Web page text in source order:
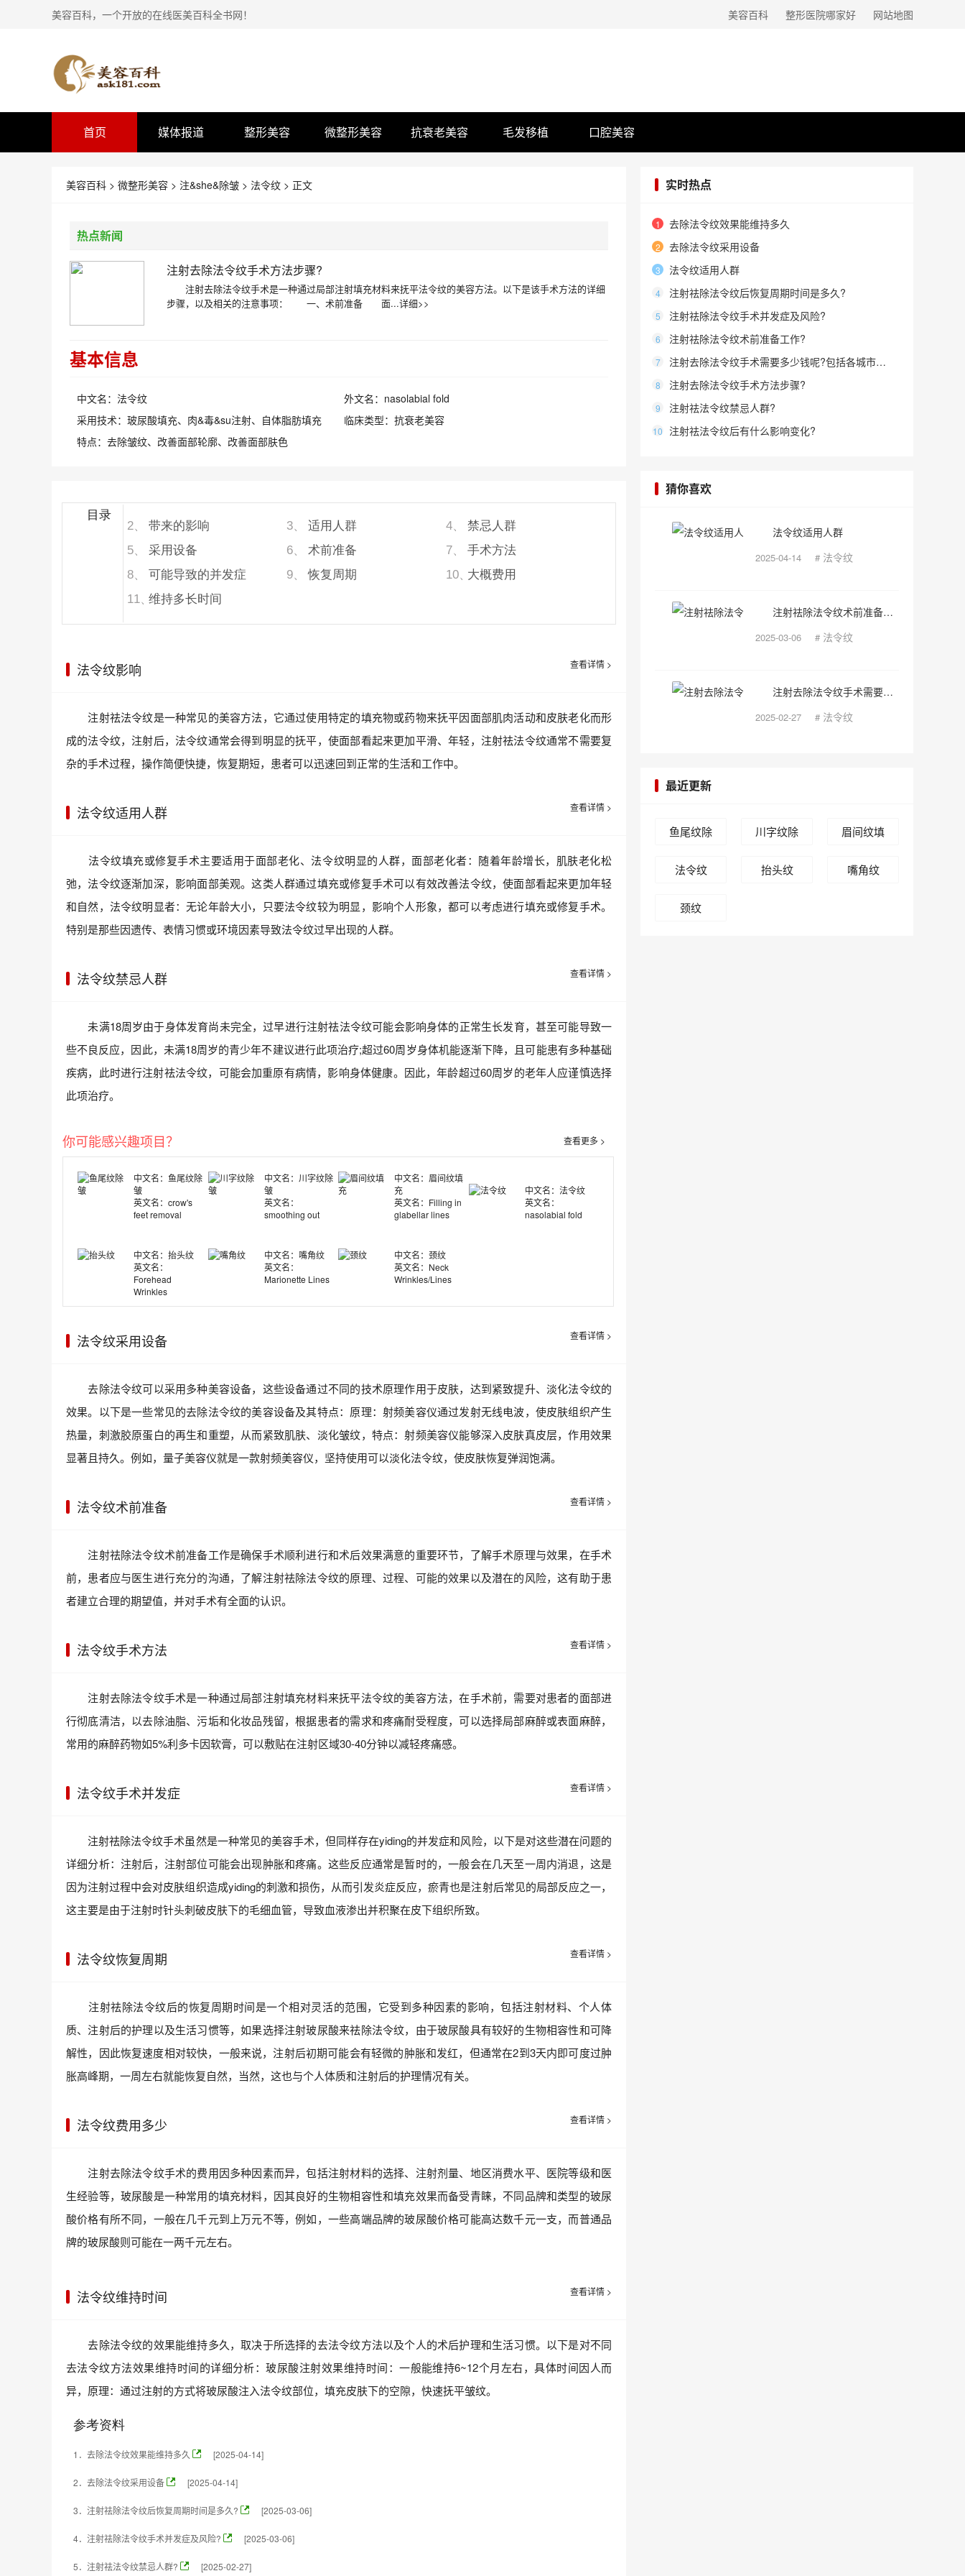
美容百科，一个开放的在线医美百科全书网！ 美容百科 整形医院哪家好 网站地图
首页 媒体报道 整形美容 微整形美容 抗衰老美容 毛发移植 口腔美容
美容百科 > 微整形美容 > 注&she&除皱 > 法令纹 > 正文
热点新闻
注射去除法令纹手术方法步骤?
注射去除法令纹手术是一种通过局部注射填充材料来抚平法令纹的美容方法。以下是该手术方法的详细
步骤，以及相关的注意事项： 一、术前准备 面...详细>>
基本信息
中文名： 法令纹 外文名： nasolabial fold
采用技术： 玻尿酸填充、肉&毒&su注射、自体脂肪填充 临床类型： 抗衰老美容
特点： 去除皱纹、改善面部轮廓、改善面部肤色
目录
2、 带来的影响 3、 适用人群 4、 禁忌人群
5、 采用设备 6、 术前准备 7、 手术方法
8、 可能导致的并发症 9、 恢复周期 10、大概费用
11、维持多长时间
法令纹影响 查看详情 >
注射祛法令纹是一种常见的美容方法，它通过使用特定的填充物或药物来抚平因面部肌肉活动和皮肤老化而形
成的法令纹，注射后，法令纹通常会得到明显的抚平，使面部看起来更加平滑、年轻，注射祛法令纹通常不需要复
杂的手术过程，操作简便快捷，恢复期短，患者可以迅速回到正常的生活和工作中。
法令纹适用人群 查看详情 >
法令纹填充或修复手术主要适用于面部老化、法令纹明显的人群，面部老化者：随着年龄增长，肌肤老化松
弛，法令纹逐渐加深，影响面部美观。这类人群通过填充或修复手术可以有效改善法令纹，使面部看起来更加年轻
和自然，法令纹明显者：无论年龄大小，只要法令纹较为明显，影响个人形象，都可以考虑进行填充或修复手术。
特别是那些因遗传、表情习惯或环境因素导致法令纹过早出现的人群。
法令纹禁忌人群 查看详情 >
未满18周岁由于身体发育尚未完全，过早进行注射祛法令纹可能会影响身体的正常生长发育，甚至可能导致一
些不良反应，因此，未满18周岁的青少年不建议进行此项治疗;超过60周岁身体机能逐渐下降，且可能患有多种基础
疾病，此时进行注射祛法令纹，可能会加重原有病情，影响身体健康。因此，年龄超过60周岁的老年人应谨慎选择
此项治疗。
你可能感兴趣项目？ 查看更多 >
中文名：鱼尾纹除
皱
英文名：crow's
feet removal
中文名：川字纹除
皱
英文名：
smoothing out
中文名：眉间纹填
充
英文名：Filling in
glabellar lines
中文名：法令纹
英文名：
nasolabial fold
中文名：抬头纹
英文名：
Forehead
Wrinkles
中文名：嘴角纹
英文名：
Marionette Lines
中文名：颈纹
英文名：Neck
Wrinkles/Lines
法令纹采用设备 查看详情 >
去除法令纹可以采用多种美容设备，这些设备通过不同的技术原理作用于皮肤，达到紧致提升、淡化法令纹的
效果。以下是一些常见的去除法令纹的美容设备及其特点：原理：射频美容仪通过发射无线电波，使皮肤组织产生
热量，刺激胶原蛋白的再生和重塑，从而紧致肌肤、淡化皱纹，特点：射频美容仪能够深入皮肤真皮层，作用效果
显著且持久。例如，量子美容仪就是一款射频美容仪，坚持使用可以淡化法令纹，使皮肤恢复弹润饱满。
法令纹术前准备 查看详情 >
注射祛除法令纹术前准备工作是确保手术顺利进行和术后效果满意的重要环节，了解手术原理与效果，在手术
前，患者应与医生进行充分的沟通，了解注射祛除法令纹的原理、过程、可能的效果以及潜在的风险，这有助于患
者建立合理的期望值，并对手术有全面的认识。
法令纹手术方法 查看详情 >
注射去除法令纹手术是一种通过局部注射填充材料来抚平法令纹的美容方法，在手术前，需要对患者的面部进
行彻底清洁，以去除油脂、污垢和化妆品残留，根据患者的需求和疼痛耐受程度，可以选择局部麻醉或表面麻醉，
常用的麻醉药物如5%利多卡因软膏，可以敷贴在注射区域30-40分钟以减轻疼痛感。
法令纹手术并发症 查看详情 >
注射祛除法令纹手术虽然是一种常见的美容手术，但同样存在yiding的并发症和风险，以下是对这些潜在问题的
详细分析：注射后，注射部位可能会出现肿胀和疼痛。这些反应通常是暂时的，一般会在几天至一周内消退，这是
因为注射过程中会对皮肤组织造成yiding的刺激和损伤，从而引发炎症反应，瘀青也是注射后常见的局部反应之一，
这主要是由于注射时针头刺破皮肤下的毛细血管，导致血液渗出并积聚在皮下组织所致。
法令纹恢复周期 查看详情 >
注射祛除法令纹后的恢复周期时间是一个相对灵活的范围，它受到多种因素的影响，包括注射材料、个人体
质、注射后的护理以及生活习惯等，如果选择注射玻尿酸来祛除法令纹，由于玻尿酸具有较好的生物相容性和可降
解性，因此恢复速度相对较快，一般来说，注射后初期可能会有轻微的肿胀和发红，但通常在2到3天内即可度过肿
胀高峰期，一周左右就能恢复自然，当然，这也与个人体质和注射后的护理情况有关。
法令纹费用多少 查看详情 >
注射去除法令纹手术的费用因多种因素而异，包括注射材料的选择、注射剂量、地区消费水平、医院等级和医
生经验等，玻尿酸是一种常用的填充材料，因其良好的生物相容性和填充效果而备受青睐，不同品牌和类型的玻尿
酸价格有所不同，一般在几千元到上万元不等，例如，一些高端品牌的玻尿酸价格可能高达数千元一支，而普通品
牌的玻尿酸则可能在一两千元左右。
法令纹维持时间 查看详情 >
去除法令纹的效果能维持多久，取决于所选择的去法令纹方法以及个人的术后护理和生活习惯。以下是对不同
去法令纹方法效果维持时间的详细分析：玻尿酸注射效果维持时间：一般能维持6~12个月左右，具体时间因人而
异，原理：通过注射的方式将玻尿酸注入法令纹部位，填充皮肤下的空隙，快速抚平皱纹。
参考资料
1． 去除法令纹效果能维持多久 [2025-04-14]
2． 去除法令纹采用设备 [2025-04-14]
3． 注射祛除法令纹后恢复周期时间是多久? [2025-03-06]
4． 注射祛除法令纹手术并发症及风险? [2025-03-06]
5． 注射祛法令纹禁忌人群? [2025-02-27]
实时热点
1 去除法令纹效果能维持多久
2 去除法令纹采用设备
3 法令纹适用人群
4 注射祛除法令纹后恢复周期时间是多久?
5 注射祛除法令纹手术并发症及风险?
6 注射祛除法令纹术前准备工作?
7 注射去除法令纹手术需要多少钱呢?包括各城市收费标准
8 注射去除法令纹手术方法步骤?
9 注射祛法令纹禁忌人群?
10 注射祛法令纹后有什么影响变化?
猜你喜欢
法令纹适用人群
2025-04-14 # 法令纹
注射祛除法令纹术前准备工作?
2025-03-06 # 法令纹
注射去除法令纹手术需要多少钱呢?包括各城市收费标准
2025-02-27 # 法令纹
最近更新
鱼尾纹除
川字纹除
眉间纹填
法令纹
抬头纹 嘴角纹
颈纹